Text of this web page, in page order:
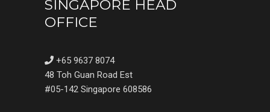
SINGAPORE HEAD
OFFICE
+65 9637 8074
48 Toh Guan Road Est
#05-142 Singapore 608586